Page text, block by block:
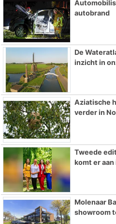
autobrand
De
inzicht in
Aziatische
verder in
Tweede
komt er aan
Molenaar
showroom